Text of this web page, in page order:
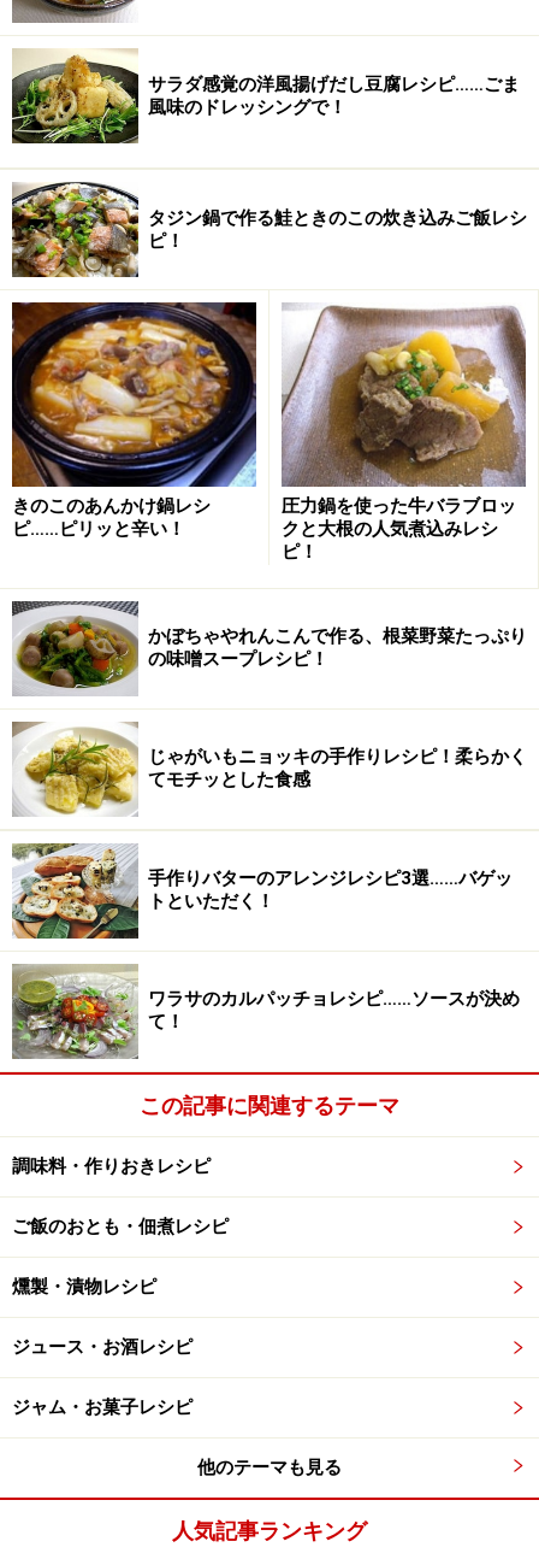
Amazonで人気レシピの書籍をチェック！
楽天市場で人気レシピの書籍をチェック！
サラダ感覚の洋風揚げだし豆腐レシピ……ごま
風味のドレッシングで！
タジン鍋で作る鮭ときのこの炊き込みご飯レシ
ピ！
きのこのあんかけ鍋レシ
ピ……ピリッと辛い！
圧力鍋を使った牛バラブロッ
クと大根の人気煮込みレシ
ピ！
かぼちゃやれんこんで作る、根菜野菜たっぷり
の味噌スープレシピ！
じゃがいもニョッキの手作りレシピ！柔らかく
てモチッとした食感
手作りバターのアレンジレシピ3選……バゲッ
トといただく！
ワラサのカルパッチョレシピ……ソースが決め
て！
この記事に関連するテーマ
調味料・作りおきレシピ
ご飯のおとも・佃煮レシピ
燻製・漬物レシピ
ジュース・お酒レシピ
ジャム・お菓子レシピ
他のテーマも見る
人気記事ランキング